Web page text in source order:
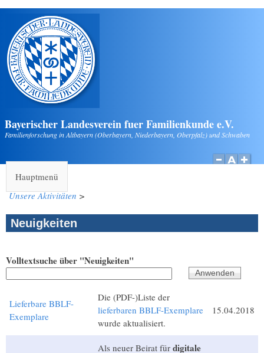
Direkt zum Inhalt
Bayerischer Landesverein fuer Familienkunde e.V.
Familienforschung in Altbayern (Oberbayern, Niederbayern, Oberpfalz) und Schwaben
Hauptmenü
Unsere Aktivitäten >
Neuigkeiten
Volltextsuche über "Neuigkeiten"
Lieferbare BBLF-
Exemplare
Die (PDF-)Liste der
lieferbaren BBLF-Exemplare
wurde aktualisiert.
15.04.2018
Als neuer Beirat für digitale